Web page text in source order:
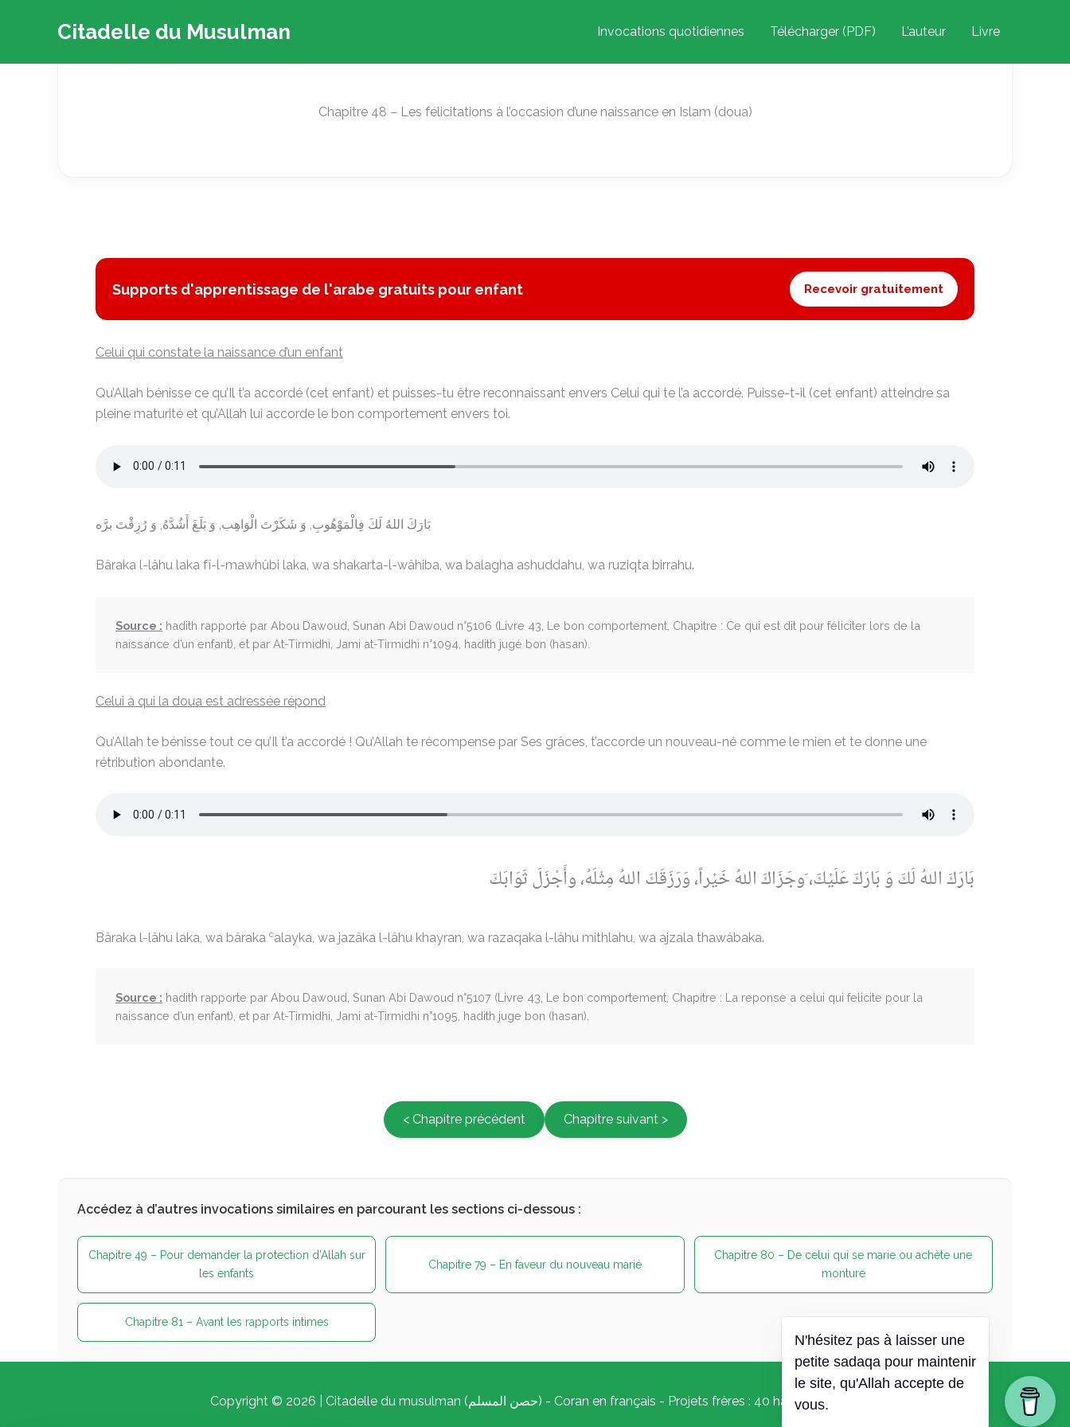
Citadelle du Musulman Invocations quotidiennes Télécharger (PDF) L’auteur Livre
Chapitre 48 – Les félicitations à l’occasion d’une naissance en Islam (doua)
Supports d'apprentissage de l'arabe gratuits pour enfant Recevoir gratuitement
Celui qui constate la naissance d’un enfant
Qu’Allah bénisse ce qu’Il t’a accordé (cet enfant) et puisses-tu être reconnaissant envers Celui qui te l’a accordé. Puisse-t-il (cet enfant) atteindre sa
pleine maturité et qu’Allah lui accorde le bon comportement envers toi.
بَارَكَ اللهُ لَكَ فِالْمَوْهُوبِ, وَ شَكَرْتَ الْوَاهِب, وَ بَلَغَ أَشُدَّهُ, وَ رُزِقْتَ برَّه
Bâraka l-lâhu laka fî-l-mawhûbi laka, wa shakarta-l-wâhiba, wa balagha ashuddahu, wa ruziqta birrahu.
Source : hadith rapporté par Abou Dawoud, Sunan Abi Dawoud n°5106 (Livre 43, Le bon comportement, Chapitre : Ce qui est dit pour féliciter lors de la
naissance d’un enfant), et par At-Tirmidhi, Jami at-Tirmidhi n°1094, hadith jugé bon (hasan).
Celui à qui la doua est adressée répond
Qu’Allah te bénisse tout ce qu’Il t’a accordé ! Qu’Allah te récompense par Ses grâces, t’accorde un nouveau-né comme le mien et te donne une
rétribution abondante.
بَارَكَ اللهُ لَكَ وَ بَارَكَ عَلَيْكَ، َوجَزَاكَ اللهُ خَيْراً، وَرَزَقَكَ اللهُ مِثْلَهُ، وأَجْزَلَ ثَوَابَكَ
Bâraka l-lâhu laka, wa bâraka calayka, wa jazâka l-lâhu khayran, wa razaqaka l-lâhu mithlahu, wa ajzala thawâbaka.
Source : hadith rapporte par Abou Dawoud, Sunan Abi Dawoud n°5107 (Livre 43, Le bon comportement, Chapitre : La reponse a celui qui felicite pour la
naissance d’un enfant), et par At-Tirmidhi, Jami at-Tirmidhi n°1095, hadith juge bon (hasan).
< Chapitre précédent Chapitre suivant >
Accédez à d’autres invocations similaires en parcourant les sections ci-dessous :
Chapitre 49 – Pour demander la protection d’Allah sur
les enfants
Chapitre 79 – En faveur du nouveau marié
Chapitre 80 – De celui qui se marie ou achète une
monture
Chapitre 81 – Avant les rapports intimes
Copyright © 2026 | Citadelle du musulman (حصن المسلم) - Coran en français - Projets frères : 40 hadith Nawawi
N'hésitez pas à laisser une
petite sadaqa pour maintenir
le site, qu'Allah accepte de
vous.